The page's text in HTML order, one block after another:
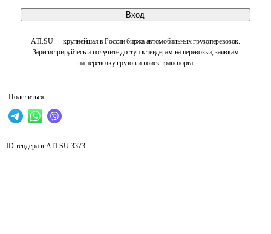
Вход
ATI.SU — крупнейшая в России биржа автомобильных грузоперевозок.
Зарегистрируйтесь и получите доступ к тендерам на перевозки, заявкам
на перевозку грузов и поиск транспорта
Поделиться
ID тендера в ATI.SU 3373